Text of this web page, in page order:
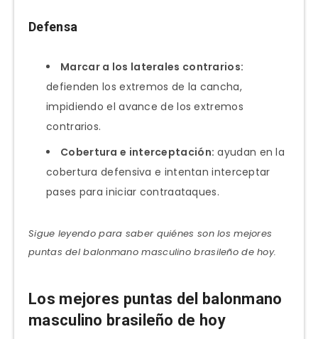
Defensa
Marcar a los laterales contrarios:
defienden los extremos de la cancha,
impidiendo el avance de los extremos
contrarios.
Cobertura e interceptación: ayudan en la
cobertura defensiva e intentan interceptar
pases para iniciar contraataques.
Sigue leyendo para saber quiénes son los mejores
puntas del balonmano masculino brasileño de hoy.
Los mejores puntas del balonmano
masculino brasileño de hoy